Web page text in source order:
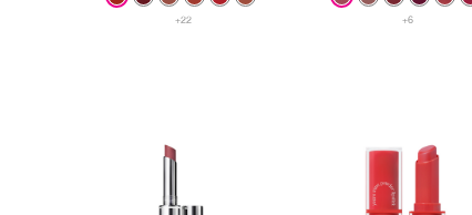
+22 +6